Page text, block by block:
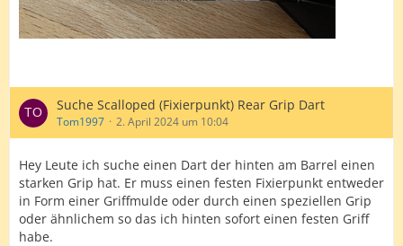
Suche Scalloped (Fixierpunkt) Rear Grip Dart
Tom1997 2. April 2024 um 10:04
Hey Leute ich suche einen Dart der hinten am Barrel einen
starken Grip hat. Er muss einen festen Fixierpunkt entweder
in Form einer Griffmulde oder durch einen speziellen Grip
oder ähnlichem so das ich hinten sofort einen festen Griff
habe.